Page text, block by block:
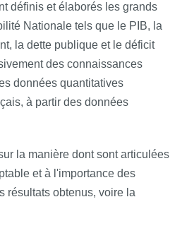
définis et élaborés les grands
Nationale tels que le PIB, la
la dette publique et le déficit
des connaissances
données quantitatives
à partir des données
la manière dont sont articulées
et à l'importance des
résultats obtenus, voire la